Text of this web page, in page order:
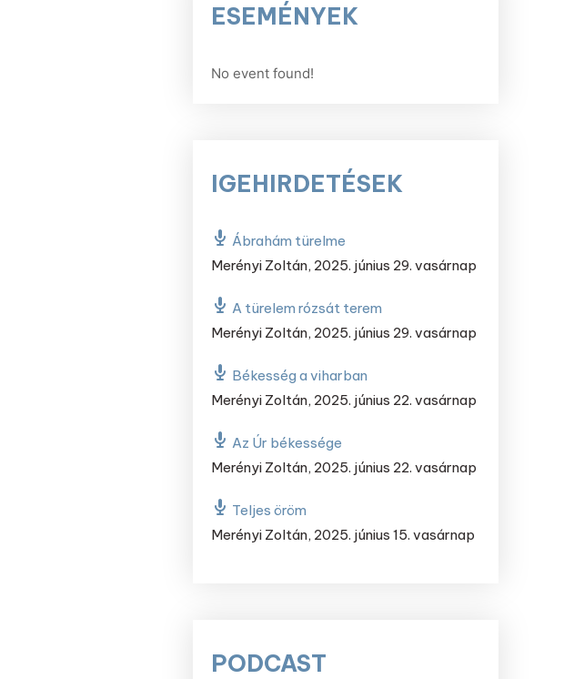
ESEMÉNYEK
No event found!
IGEHIRDETÉSEK
Ábrahám türelme
Merényi Zoltán, 2025. június 29. vasárnap
A türelem rózsát terem
Merényi Zoltán, 2025. június 29. vasárnap
Békesség a viharban
Merényi Zoltán, 2025. június 22. vasárnap
Az Úr békessége
Merényi Zoltán, 2025. június 22. vasárnap
Teljes öröm
Merényi Zoltán, 2025. június 15. vasárnap
PODCAST